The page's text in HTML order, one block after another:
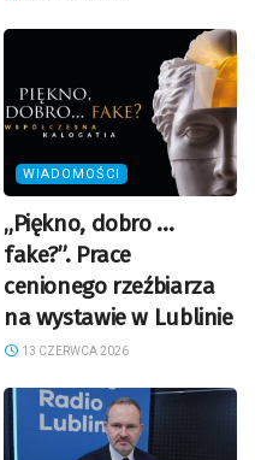
WIADOMOŚCI
„Piękno, dobro …
fake?”. Prace
cenionego rzeźbiarza
na wystawie w Lublinie
13 CZERWCA 2026